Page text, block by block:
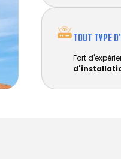
TOUT TYPE
Fort